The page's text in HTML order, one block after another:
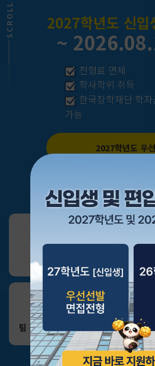
SCROLL 2027학년도 신입
~
전형료 면제
학사학위 취득
한국장학재단 학자
가능
2027학년도 우
팀 프로젝트 학기 취업 인터뷰